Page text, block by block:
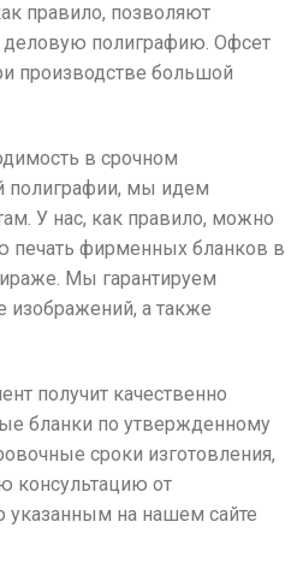
правило, позволяют
деловую полиграфию. Офсет
производстве большой
в срочном
полиграфии, мы идем
У нас, как правило, можно
печать фирменных бланков в
Мы гарантируем
изображений, а также
получит качественно
бланки по утвержденному
сроки изготовления,
консультацию от
указанным на нашем сайте